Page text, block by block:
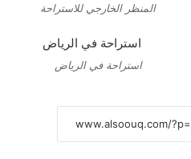
المنظر الخارجي للاستراحة
استراحة في الرياض